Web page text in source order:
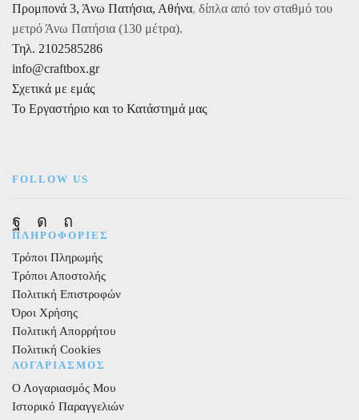
1kg
ποσότητα
800gr
Προμπονά 3, Άνω Πατήσια, Αθήνα, δίπλα από τον σταθμό του
μετρό Άνω Πατήσια (130 μέτρα).
Τηλ. 2102585286
info@craftbox.gr
Σχετικά με εμάς
Το Εργαστήριο και το Κατάστημά μας
FOLLOW US
Facebook
Instagram
Pinterest
ΠΛΗΡΟΦΟΡΙΕΣ
Τρόποι Πληρωμής
Τρόποι Αποστολής
Πολιτική Επιστροφών
Όροι Χρήσης
Πολιτική Απορρήτου
Πολιτική Cookies
ΛΟΓΑΡΙΑΣΜΟΣ
Ο Λογαριασμός Μου
Ιστορικό Παραγγελιών